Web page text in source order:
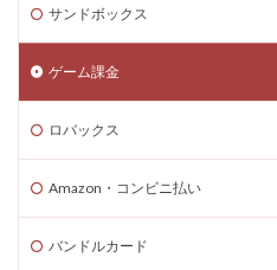
サンドボックス
ゲーム課金
ロバックス
Amazon・コンビニ払い
バンドルカード